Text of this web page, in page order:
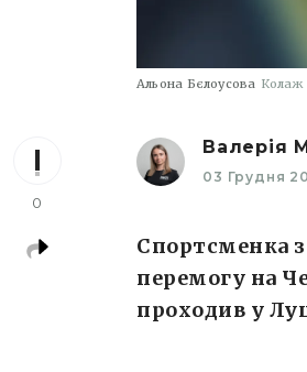
Альона Бєлоусова Колаж
0
Валерія
03 Грудня
Спортсменка
перемогу на
проходив у